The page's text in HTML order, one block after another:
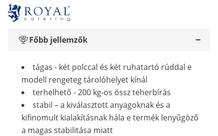
Főbb jellemzők
tágas - két polccal és két ruhatartó rúddal e
modell rengeteg tárolóhelyet kínál
terhelhető - 200 kg-os össz teherbírás
stabil – a kiválasztott anyagoknak és a
kifinomult kialakításnak hála e termék lenyűgöző
a magas stabilitása miatt